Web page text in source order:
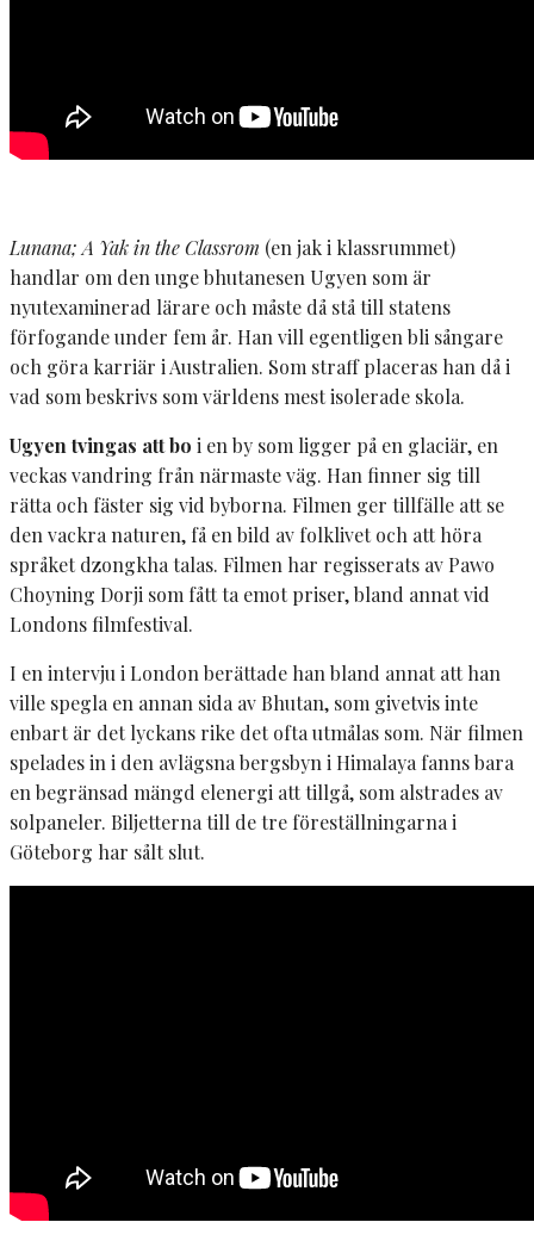
Lunana; A Yak in the Classrom (en jak i klassrummet)
handlar om den unge bhutanesen Ugyen som är
nyutexaminerad lärare och måste då stå till statens
förfogande under fem år. Han vill egentligen bli sångare
och göra karriär i Australien. Som straff placeras han då i
vad som beskrivs som världens mest isolerade skola.
Ugyen tvingas att bo i en by som ligger på en glaciär, en
veckas vandring från närmaste väg. Han finner sig till
rätta och fäster sig vid byborna. Filmen ger tillfälle att se
den vackra naturen, få en bild av folklivet och att höra
språket dzongkha talas. Filmen har regisserats av Pawo
Choyning Dorji som fått ta emot priser, bland annat vid
Londons filmfestival.
I en intervju i London berättade han bland annat att han
ville spegla en annan sida av Bhutan, som givetvis inte
enbart är det lyckans rike det ofta utmålas som. När filmen
spelades in i den avlägsna bergsbyn i Himalaya fanns bara
en begränsad mängd elenergi att tillgå, som alstrades av
solpaneler. Biljetterna till de tre föreställningarna i
Göteborg har sålt slut.